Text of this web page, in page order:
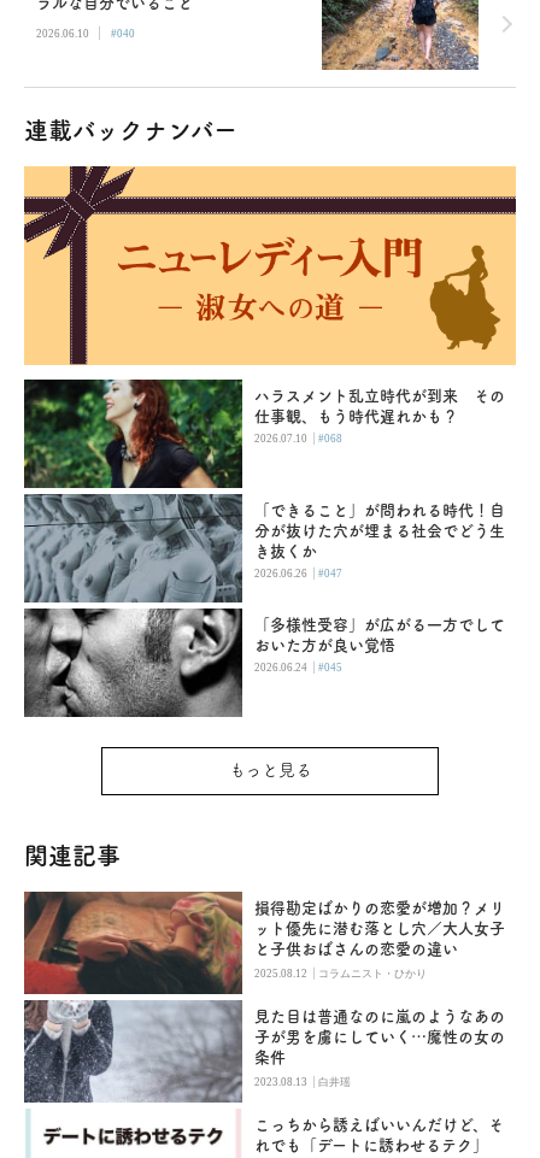
2026.06.10 | #040
連載バックナンバー
ハラスメント乱立時代が到来 その
仕事観、もう時代遅れかも？
2026.07.10 |#068
「できること」が問われる時代！自
分が抜けた穴が埋まる社会でどう生
き抜くか
2026.06.26 |#047
「多様性受容」が広がる一方でして
おいた方が良い覚悟
2026.06.24 |#045
もっと見る
関連記事
損得勘定ばかりの恋愛が増加？メリ
ット優先に潜む落とし穴／大人女子
と子供おばさんの恋愛の違い
2025.08.12 | コラムニスト・ひかり
見た目は普通なのに嵐のようなあの
子が男を虜にしていく…魔性の女の
条件
2023.08.13 |白井瑶
こっちから誘えばいいんだけど、そ
れでも「デートに誘わせるテク」